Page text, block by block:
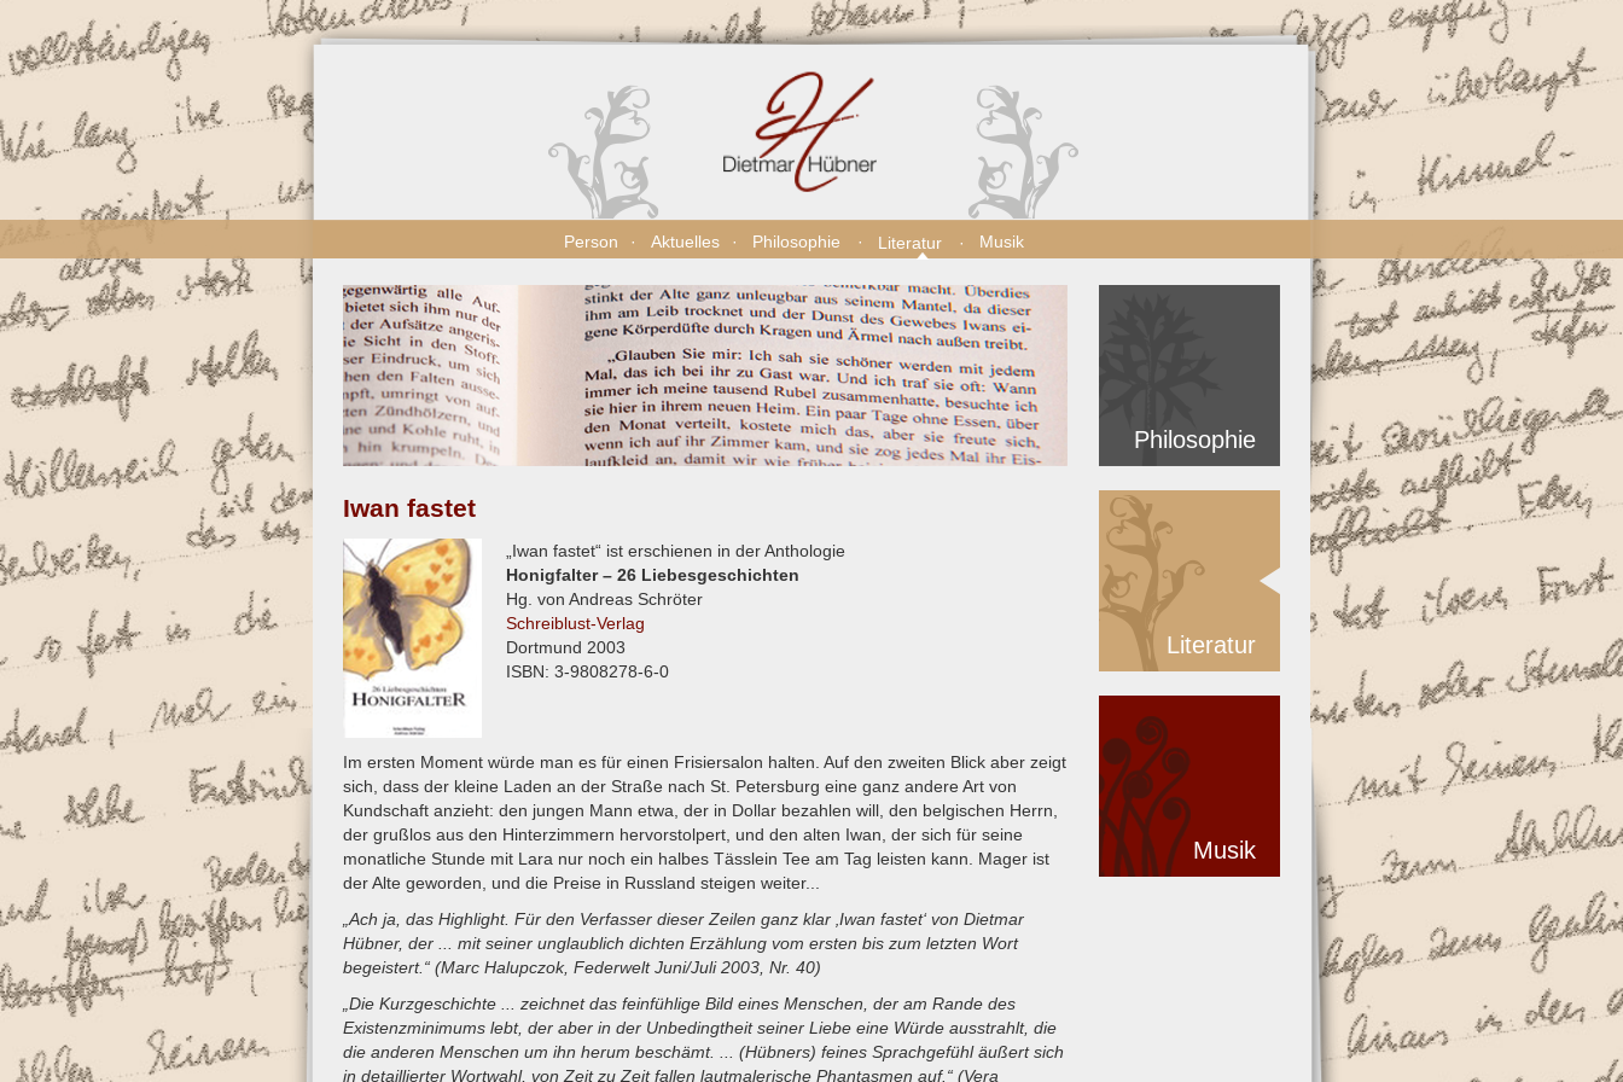
zum
Person Aktuelles Philosophie Literatur Musik
Iwan fastet
„Iwan fastet“ ist erschienen in der Anthologie
Honigfalter – 26 Liebesgeschichten
Hg. von Andreas Schröter
Schreiblust-Verlag
Dortmund 2003
ISBN: 3-9808278-6-0
Im ersten Moment würde man es für einen Frisiersalon halten. Auf den zweiten Blick aber zeigt
sich, dass der kleine Laden an der Straße nach St. Petersburg eine ganz andere Art von
Kundschaft anzieht: den jungen Mann etwa, der in Dollar bezahlen will, den belgischen Herrn,
der grußlos aus den Hinterzimmern hervorstolpert, und den alten Iwan, der sich für seine
monatliche Stunde mit Lara nur noch ein halbes Tässlein Tee am Tag leisten kann. Mager ist
der Alte geworden, und die Preise in Russland steigen weiter...
„Ach ja, das Highlight. Für den Verfasser dieser Zeilen ganz klar ‚Iwan fastet‘ von Dietmar
Hübner, der ... mit seiner unglaublich dichten Erzählung vom ersten bis zum letzten Wort
begeistert.“ (Marc Halupczok, Federwelt Juni/Juli 2003, Nr. 40)
„Die Kurzgeschichte ... zeichnet das feinfühlige Bild eines Menschen, der am Rande des
Existenzminimums lebt, der aber in der Unbedingtheit seiner Liebe eine Würde ausstrahlt, die
die anderen Menschen um ihn herum beschämt. ... (Hübners) feines Sprachgefühl äußert sich
in detaillierter Wortwahl, von Zeit zu Zeit fallen lautmalerische Phantasmen auf.“ (Vera
Philosophie
Literatur
Musik